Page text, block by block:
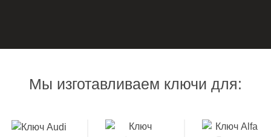
Мы изготавливаем ключи для: